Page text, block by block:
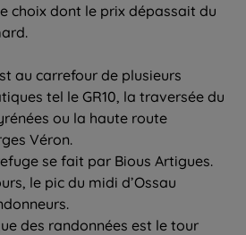
choix dont le prix dépassait du
au carrefour de plusieurs
tel le GR10, la traversée du
ou la haute route
Véron.
se fait par Bious Artigues.
le pic du midi d’Ossau
des randonnées est le tour